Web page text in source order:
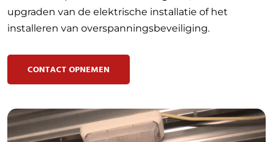
upgraden van de elektrische installatie of het
installeren van overspanningsbeveiliging.
CONTACT OPNEMEN